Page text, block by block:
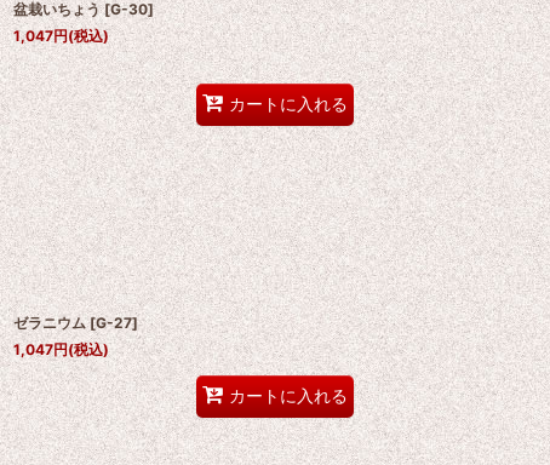
盆栽いちょう [G-30]
1,047円(税込)
カートに入れる
ゼラニウム [G-27]
1,047円(税込)
カートに入れる